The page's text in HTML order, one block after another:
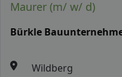
Maurer (m/ w/ d)
Bürkle
Wildberg